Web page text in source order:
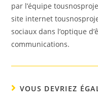
par l’équipe
site internet
sociaux dans l’optique
communications.
VOUS DEVRIEZ